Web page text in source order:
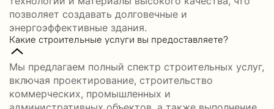
позволяет создавать долговечные и
энергоэффективные здания.
Какие строительные услуги вы предоставляете?
Мы предлагаем полный спектр строительных услуг,
включая проектирование, строительство
коммерческих, промышленных и